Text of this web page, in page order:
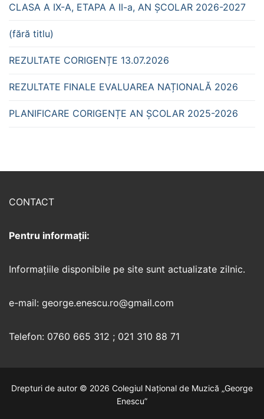
CLASA A IX-A, ETAPA A II-a, AN ȘCOLAR 2026-2027
(fără titlu)
REZULTATE CORIGENȚE 13.07.2026
REZULTATE FINALE EVALUAREA NAȚIONALĂ 2026
PLANIFICARE CORIGENȚE AN ȘCOLAR 2025-2026
CONTACT
Pentru informații:
Informaţiile disponibile pe site sunt actualizate zilnic.
e-mail: george.enescu.ro@gmail.com
Telefon: 0760 665 312 ; 021 310 88 71
Drepturi de autor © 2026 Colegiul Național de Muzică „George
Enescu”